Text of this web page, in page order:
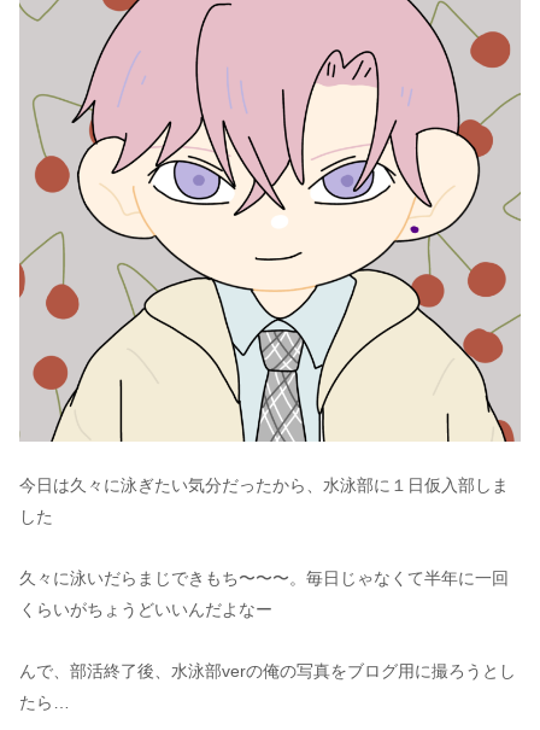
今日は久々に泳ぎたい気分だったから、水泳部に１日仮入部しま
した
久々に泳いだらまじできもち〜〜〜。毎日じゃなくて半年に一回
くらいがちょうどいいんだよなー
んで、部活終了後、水泳部verの俺の写真をブログ用に撮ろうとし
たら…